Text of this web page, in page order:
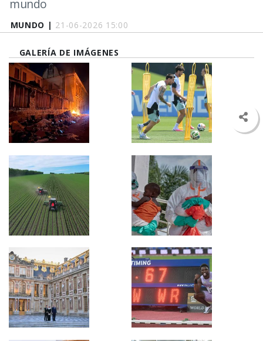
MUNDO | 21-06-2026 15:00
mundo
GALERÍA DE IMÁGENES